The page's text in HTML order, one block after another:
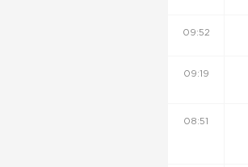
09:52
09:19
08:51